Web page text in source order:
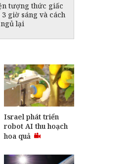
tượng thức giấc
3 giờ sáng và cách
lại
ở Vườn quốc gia
Nha - Kẻ Bàng
lôi lam mào trắng
về Quảng Trị -
trình hồi sinh
chim đặc hữu
Nam
làm việc hiệu
thẳng lưng
Israel phát triển
robot AI thu hoạch
hoa quả